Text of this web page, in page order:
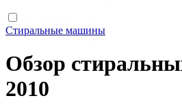
Стиральные машины
Обзор
2010